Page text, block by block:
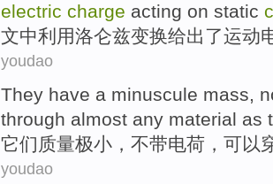
electric charge acting on static
文中利用洛仑兹变换给出了运动
youdao
They have a minuscule mass,
through almost any material as
它们 质量极小 ， 不带电荷 ，可以
youdao